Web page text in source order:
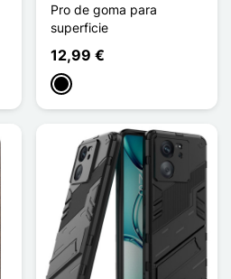
Pro de goma para
superficie
12,99 €
Negro